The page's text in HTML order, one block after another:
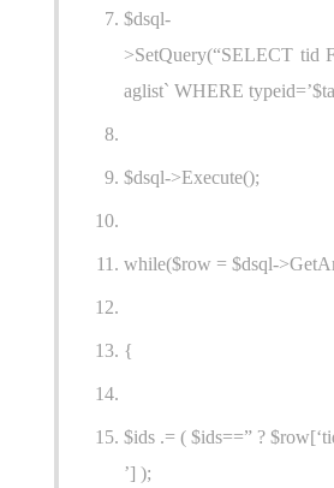
$dsql-
>SetQuery(“SELECT tid
aglist` WHERE
$dsql->Execute();
while($row = $dsql-
{
$ids .= ( $ids==” ?
’] );